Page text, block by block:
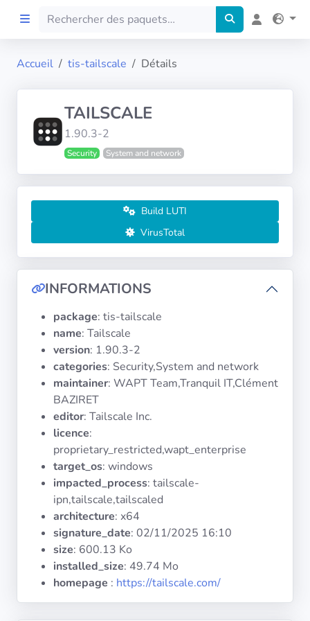
Preprod
Architectures
Systèmes
d'exploitation
Catégories
Licences
Documentation
Tranquil IT
Accueil tis-tailscale Détails
TAILSCALE
1.90.3-2
Security System and network
Build LUTI
VirusTotal
INFORMATIONS
package: tis-tailscale
name: Tailscale
version: 1.90.3-2
categories: Security,System and network
maintainer: WAPT Team,Tranquil IT,Clément
BAZIRET
editor: Tailscale Inc.
licence:
proprietary_restricted,wapt_enterprise
target_os: windows
impacted_process: tailscale-
ipn,tailscale,tailscaled
architecture: x64
signature_date: 02/11/2025 16:10
size: 600.13 Ko
installed_size: 49.74 Mo
homepage : https://tailscale.com/